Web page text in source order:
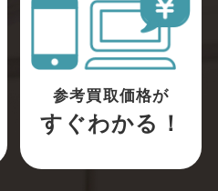
参考買取価格が
すぐわかる！